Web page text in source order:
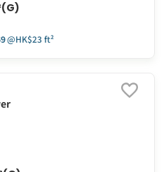
@HK$23 ft²